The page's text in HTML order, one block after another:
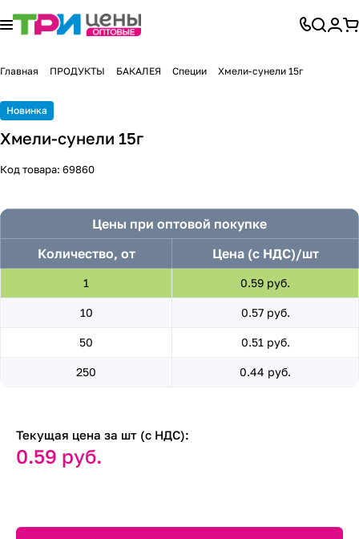
Главная ПРОДУКТЫ БАКАЛЕЯ Специи Хмели-сунели 15г
Новинка
Хмели-сунели 15г
Код товара: 69860
Цены при оптовой покупке
Количество, от
Цена (с НДС)/шт
1 0.59 руб.
10 0.57 руб.
50 0.51 руб.
250 0.44 руб.
Текущая цена за шт (с НДС):
0.59 руб.